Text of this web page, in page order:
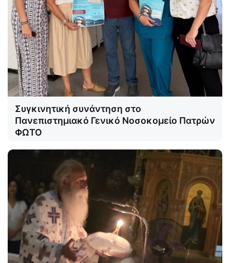
Συγκινητική συνάντηση στο
Πανεπιστημιακό Γενικό Νοσοκομείο Πατρών
ΦΩΤΟ